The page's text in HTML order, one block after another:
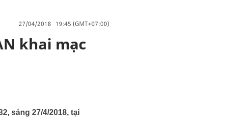
27/04/2018 19:45 (GMT+07:00)
khai mạc
sáng 27/4/2018, tại